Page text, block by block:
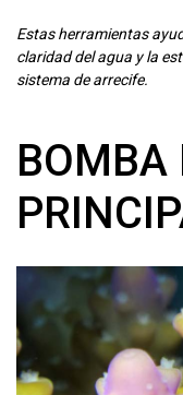
Estas herramientas
claridad del agua y la
sistema de arrecife.
BOMBA